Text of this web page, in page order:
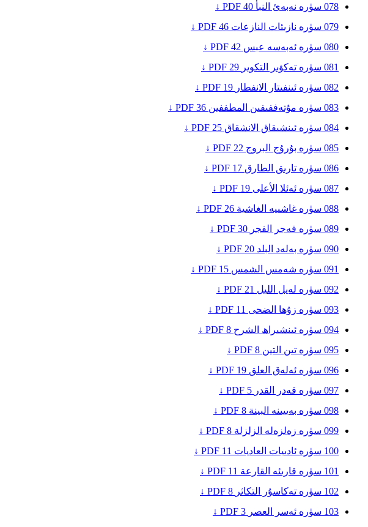
078 سۈرە نەبەئ النبأ 40
PDF ↓
079 سۈرە نازىئات النازعات 46
PDF ↓
080 سۈرە ئەبەسە عبس 42
PDF ↓
081 سۈرە تەكۋىر التكوير 29
PDF ↓
082 سۈرە ئىنفىتار الانفطار 19
PDF ↓
083 سۈرە مۇتەففىفىن المطففين 36
PDF ↓
084 سۈرە ئىنشىقاق الانشقاق 25
PDF ↓
085 سۈرە بۇرۇج البروج 22
PDF ↓
086 سۈرە تارىق الطارق 17
PDF ↓
087 سۈرە ئەئلا الأعلى 19
PDF ↓
088 سۈرە غاشىيە الغاشية 26
PDF ↓
089 سۈرە فەجر الفجر 30
PDF ↓
090 سۈرە بەلەد البلد 20
PDF ↓
091 سۈرە شەمس الشمس 15
PDF ↓
092 سۈرە لەيل الليل 21
PDF ↓
093 سۈرە زۇھا الضحى 11
PDF ↓
094 سۈرە ئىنشىراھ الشرح 8
PDF ↓
095 سۈرە تىن التين 8
PDF ↓
096 سۈرە ئەلەق العلق 19
PDF ↓
097 سۈرە قەدر القدر 5
PDF ↓
098 سۈرە بەييىنە البينة 8
PDF ↓
099 سۈرە زەلزەلە الزلزلة 8
PDF ↓
100 سۈرە ئادىيات العاديات 11
PDF ↓
101 سۈرە قارىئە القارعة 11
PDF ↓
102 سۈرە تەكاسۇر التكاثر 8
PDF ↓
103 سۈرە ئەسر العصر 3
PDF ↓